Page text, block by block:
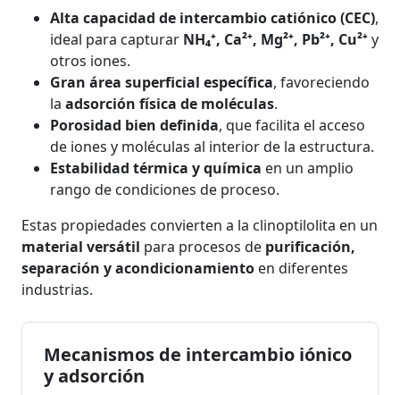
Alta capacidad de intercambio catiónico (CEC),
ideal para capturar NH₄⁺, Ca²⁺, Mg²⁺, Pb²⁺, Cu²⁺y
otros iones.
Gran área superficial específica, favoreciendo
la adsorción física de moléculas.
Porosidad bien definida, que facilita el acceso
de iones y moléculas al interior de la estructura.
Estabilidad térmica y química en un amplio
rango de condiciones de proceso.
Estas propiedades convierten a la clinoptilolita en un
material versátil para procesos de purificación,
separación y acondicionamiento en diferentes
industrias.
Mecanismos de intercambio iónico
y adsorción